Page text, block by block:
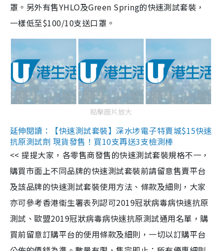
罩。另外有售YHLO及Green Spring的快速測試套裝，
一樣低至$100/10支送口罩。
點擊圖片放大
延伸閱讀：【快速測試套裝】深水埗電子特賣城$15快速
抗原測試劑 現貨發售！買10支再送3支檢測棒
<< 提提大家，各零售商發售的快速測試套裝規格不一，
購買市面上不同品牌的快速測試套裝前請留意售賣平台
及該品牌的快速測試套裝使用方法、條款及細則，大家
亦可參考香港衞生署表列認可2019冠狀病毒病快速抗原
測試、歐盟2019冠狀病毒病快速抗原測試通用名單，購
買前留意訂購平台的使用條款及細則，一切以訂購平台